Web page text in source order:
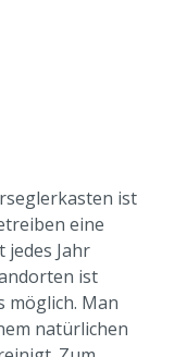
ist
eine
jedes Jahr
ist
möglich. Man
natürlichen